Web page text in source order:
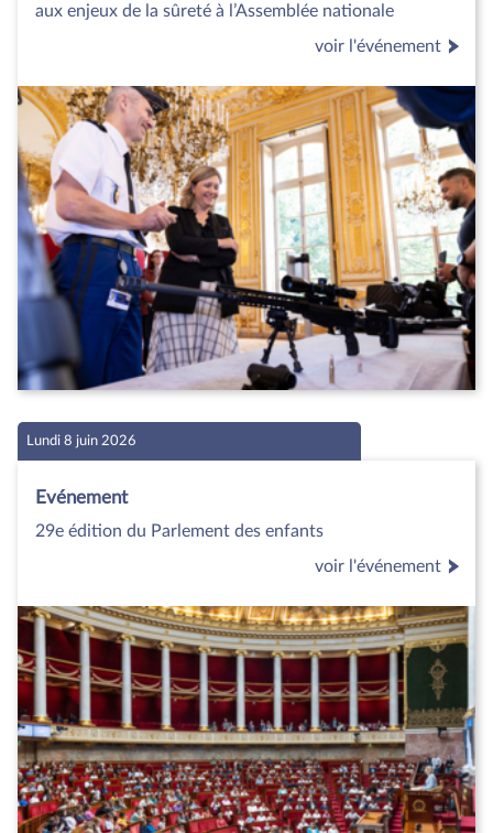
aux enjeux de la sûreté à l’Assemblée nationale
voir l'événement
Lundi 8 juin 2026
Evénement
29e édition du Parlement des enfants
voir l'événement